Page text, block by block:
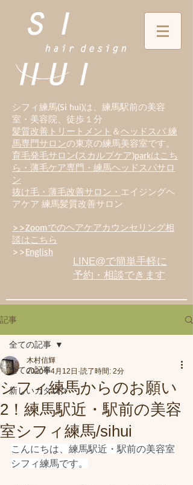
シフィ練馬(Si hui)は、 練馬駅前の美容
室・美容院、徒歩１分
髪質改善トリートメント ＆ヘッドスパ 練
馬専門サロンの東京の練馬美容室です。
育毛発毛サロン(スカルプケア)parkはこち
ら・薄毛ケア専門・練馬ヘッドスパサロ
ン
抜け毛・薄毛改善サロン・ エイジングヘ
アケア 練馬髪質改善サロン
>>Zoomでのヘアケアカウンセリング相
談はこちら
>>English
LINE@で簡単手軽に
予約・相談できます
記事
全ての記事
新しいカタログ
全ての記事
シフィ練馬からのお願い
2！練馬駅近・駅前の美容
室シフィ練馬/sihui
木村信輝
2020年4月12日 読了時間: 2分
こんにちは、練馬駅近・駅前の美容室
シフィ練馬です。